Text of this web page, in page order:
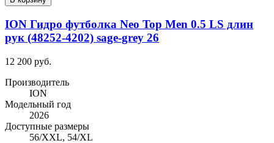
ION Гидро футболка Neo Top Men 0.5 LS длин
рук (48252-4202) sage-grey 26
12 200 руб.
Производитель
ION
Модельный год
2026
Доступные размеры
56/XXL, 54/XL